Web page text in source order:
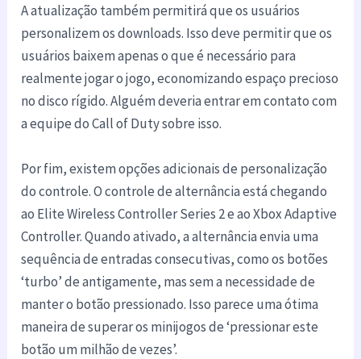
A atualização também permitirá que os usuários
personalizem os downloads. Isso deve permitir que os
usuários baixem apenas o que é necessário para
realmente jogar o jogo, economizando espaço precioso
no disco rígido. Alguém deveria entrar em contato com
a equipe do Call of Duty sobre isso.
Por fim, existem opções adicionais de personalização
do controle. O controle de alternância está chegando
ao Elite Wireless Controller Series 2 e ao Xbox Adaptive
Controller. Quando ativado, a alternância envia uma
sequência de entradas consecutivas, como os botões
‘turbo’ de antigamente, mas sem a necessidade de
manter o botão pressionado. Isso parece uma ótima
maneira de superar os minijogos de ‘pressionar este
botão um milhão de vezes’.